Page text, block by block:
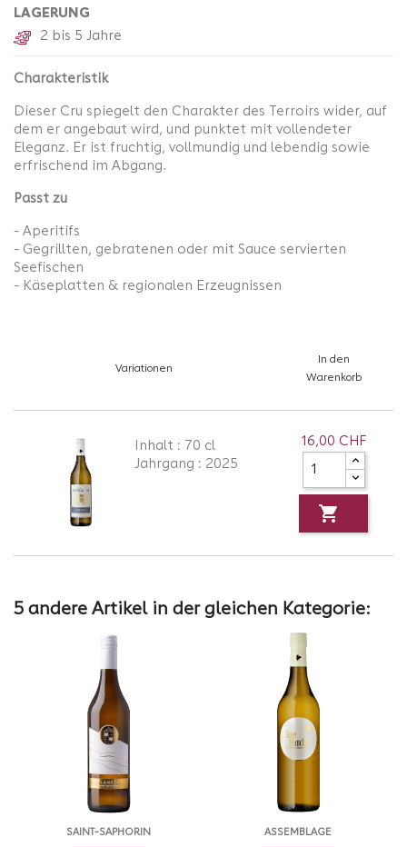
LAGERUNG
2 bis 5 Jahre
Charakteristik
Dieser Cru spiegelt den Charakter des Terroirs wider, auf
dem er angebaut wird, und punktet mit vollendeter
Eleganz. Er ist fruchtig, vollmundig und lebendig sowie
erfrischend im Abgang.
Passt zu
- Aperitifs
- Gegrillten, gebratenen oder mit Sauce servierten
Seefischen
- Käseplatten & regionalen Erzeugnissen
Variationen
In den
Warenkorb
Inhalt : 70 cl
Jahrgang : 2025
16,00 CHF

5 andere Artikel in der gleichen Kategorie:
SAINT-SAPHORIN ASSEMBLAGE